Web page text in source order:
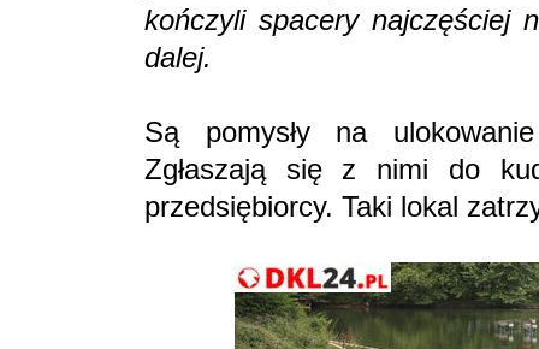
kończyli spacery najczęściej
dalej.
Są pomysły na
Zgłaszają się z nimi do
przedsiębiorcy. Taki lokal